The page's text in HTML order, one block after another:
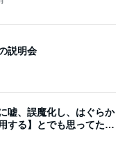
説明会
嘘、誤魔化し、はぐらか
する】とでも思ってたん